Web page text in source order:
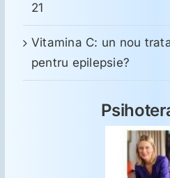
21
Vitamina C: un nou
pentru epilepsie?